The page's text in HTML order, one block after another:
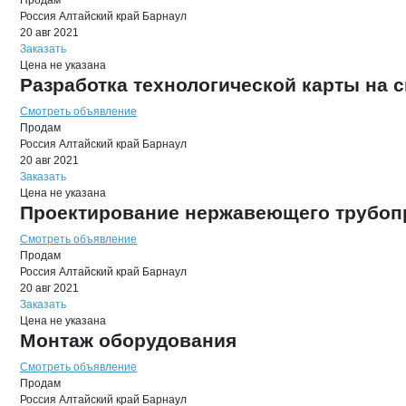
Россия Алтайский край Барнаул
20 авг 2021
Заказать
Цена не указана
Разработка технологической карты на
Смотреть объявление
Продам
Россия Алтайский край Барнаул
20 авг 2021
Заказать
Цена не указана
Проектирование нержавеющего
Смотреть объявление
Продам
Россия Алтайский край Барнаул
20 авг 2021
Заказать
Цена не указана
Монтаж оборудования
Смотреть объявление
Продам
Россия Алтайский край Барнаул